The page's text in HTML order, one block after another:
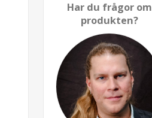
Har du frågor om
produkten?